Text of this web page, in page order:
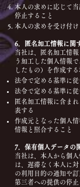
本人の求めに応じて
停止すること
本人の求めを受け付
6．匿名加工情報に関
当社は、匿名加工情
う加工した個人情報
したもの）を作成す
法令で定める基準に
法令で定める基準に
匿名加工情報に含ま
表する
作成元となった個人
情報と照合すること
7．保有個人データの
当社は、本人から個
は、遅滞なく本人に
の利用目的の通知や
第三者への提供の停